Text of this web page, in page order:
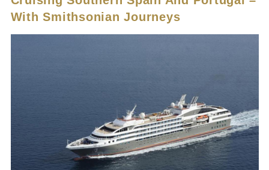
With Smithsonian Journeys